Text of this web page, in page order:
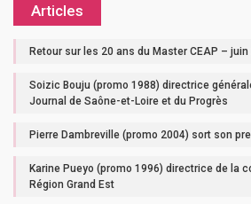
Articles
Retour sur les 20 ans du Master CEAP – juin
Soizic Bouju (promo 1988) directrice
Journal de Saône-et-Loire et du Progrès
Pierre Dambreville (promo 2004) sort son
Karine Pueyo (promo 1996) directrice de la
Région Grand Est